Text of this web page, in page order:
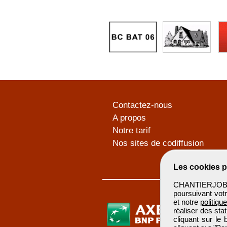
Les cookies
poursuivant
et notre
réaliser des
cliquant sur le
Contactez-nous
A propos
Notre tarif
Nos sites de codiffusion